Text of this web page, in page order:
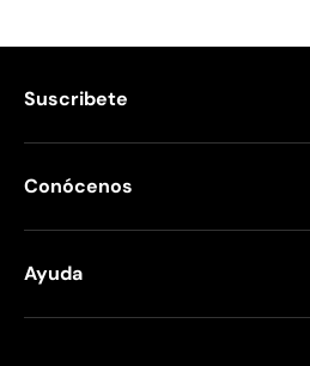
Suscribete
Conócenos
Ayuda